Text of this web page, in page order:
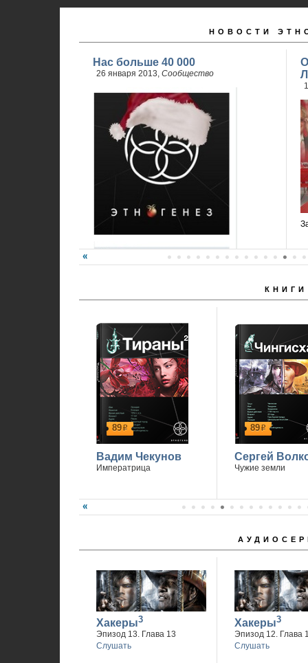
НОВОСТИ
Нас больше 40 000
26 января 2013, Сообщество
Спасибо, что вы с нами.
КНИГИ
89р
Вадим Чекунов
Императрица
89р
Сергей
Чужие земли
Хакеры3
Эпизод 13. Глава 13
Слушать
Хакеры3
Эпизод 12. Глава
Слушать